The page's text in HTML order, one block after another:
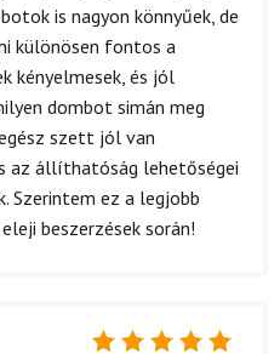
is nagyon könnyűek, de
különösen fontos a
kényelmesek, és jól
dombot simán meg
szett jól van
az állíthatóság lehetőségei
Szerintem ez a legjobb
beszerzések során!